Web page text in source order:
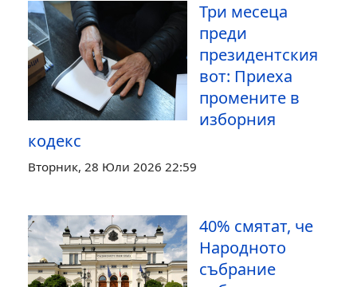
Три месеца
преди
президентския
вот: Приеха
промените в
изборния
кодекс
Вторник, 28 Юли 2026 22:59
40% смятат, че
Народното
събрание